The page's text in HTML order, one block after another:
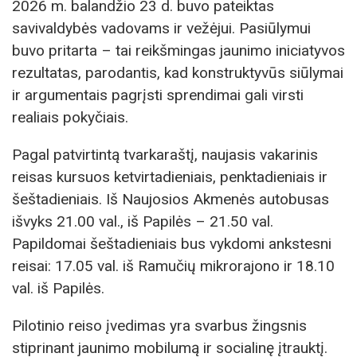
2026 m. balandžio 23 d. buvo pateiktas
savivaldybės vadovams ir vežėjui. Pasiūlymui
buvo pritarta – tai reikšmingas jaunimo iniciatyvos
rezultatas, parodantis, kad konstruktyvūs siūlymai
ir argumentais pagrįsti sprendimai gali virsti
realiais pokyčiais.
Pagal patvirtintą tvarkaraštį, naujasis vakarinis
reisas kursuos ketvirtadieniais, penktadieniais ir
šeštadieniais. Iš Naujosios Akmenės autobusas
išvyks 21.00 val., iš Papilės – 21.50 val.
Papildomai šeštadieniais bus vykdomi ankstesni
reisai: 17.05 val. iš Ramučių mikrorajono ir 18.10
val. iš Papilės.
Pilotinio reiso įvedimas yra svarbus žingsnis
stiprinant jaunimo mobilumą ir socialinę įtrauktį.